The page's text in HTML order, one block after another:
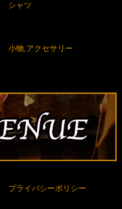
シャツ
小物,アクセサリー
プライバシーポリシー